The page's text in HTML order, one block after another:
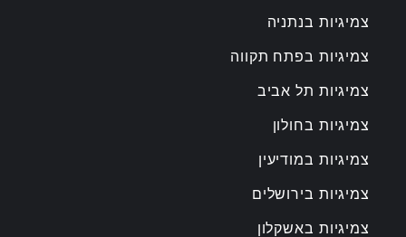
צמיגיות בנתניה
צמיגיות בפתח תקווה
צמיגיות תל אביב
צמיגיות בחולון
צמיגיות במודיעין
צמיגיות בירושלים
צמיגיות באשקלון